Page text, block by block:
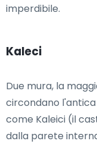
imperdibile.
Kaleci
Due mura, la
circondano
come Kaleici (il
dalla parete